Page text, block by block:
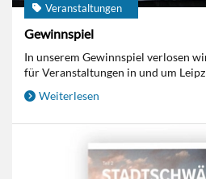
Veranstaltungen
Gewinnspiel
In unserem Gewinnspiel verlosen
für Veranstaltungen in und um
Weiterlesen